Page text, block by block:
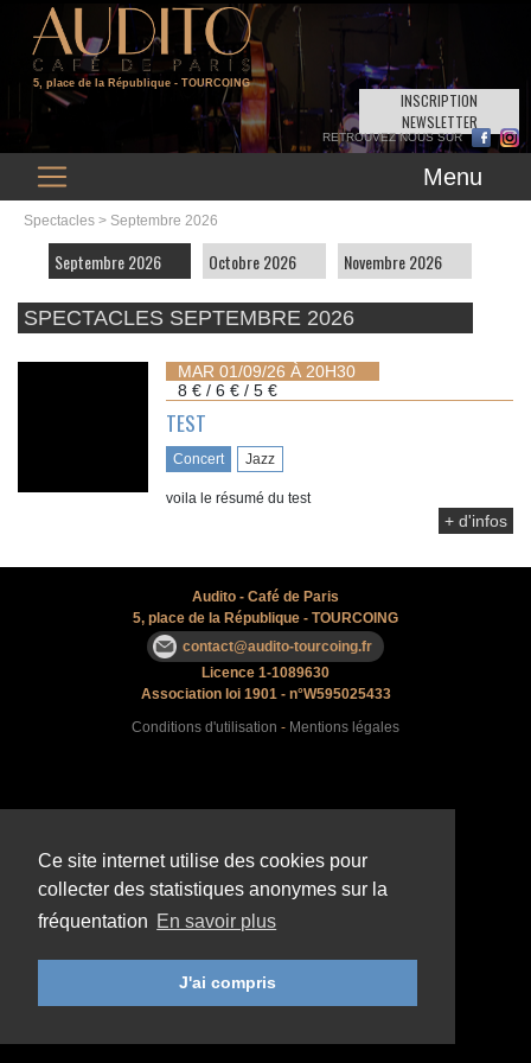
Ce site internet utilise des cookies pour
collecter des statistiques anonymes sur la
fréquentation En savoir plus
J'ai compris
5, place de la République - TOURCOING
INSCRIPTION
NEWSLETTER
Menu
Spectacles > Septembre 2026
Septembre 2026 Octobre 2026 Novembre 2026
SPECTACLES SEPTEMBRE 2026
MAR 01/09/26 À 20H30
8 € / 6 € / 5 €
TEST
Concert Jazz
voila le résumé du test
+ d'infos
Audito - Café de Paris
5, place de la République - TOURCOING
contact@audito-tourcoing.fr
Licence 1-1089630
Association loi 1901 - n°W595025433
Conditions d'utilisation - Mentions légales